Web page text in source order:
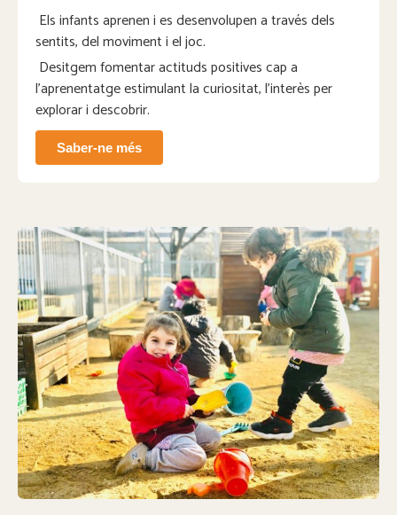
Els infants aprenen i es desenvolupen a través dels
sentits, del moviment i el joc.
Desitgem fomentar actituds positives cap a
l’aprenentatge estimulant la curiositat, l’interès per
explorar i descobrir.
Saber-ne més